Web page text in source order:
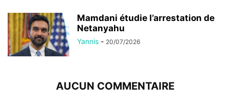
Mamdani étudie l’arrestation de
Netanyahu
Yannis - 20/07/2026
AUCUN COMMENTAIRE